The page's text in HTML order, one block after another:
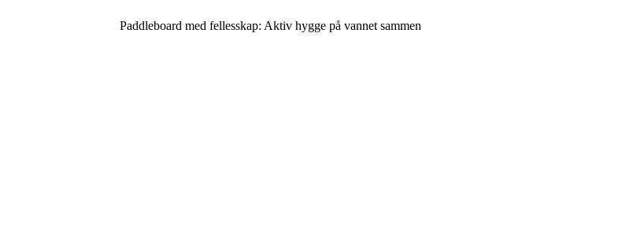
Paddleboard med fellesskap: Aktiv hygge på vannet sammen